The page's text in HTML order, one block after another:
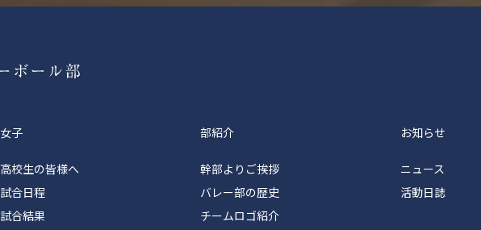
女子
高校生の皆様へ
試合日程
試合結果
部紹介
幹部よりご挨拶
バレー部の歴史
チームロゴ紹介
お知らせ
ニュース
活動日誌